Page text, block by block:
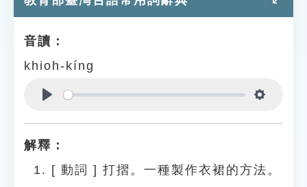
知識索引
遊戲專區
貓頭鷹博士
音讀：
khioh-kíng
解釋：
[ 動詞 ] 打摺。一種製作衣裙的方法。